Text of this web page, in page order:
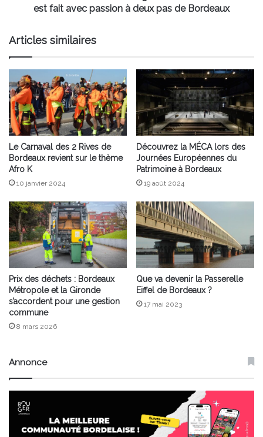
à
deux
pas
de
Bordeaux
est fait avec passion à deux pas de Bordeaux
Articles similaires
Le Carnaval des 2 Rives de
Bordeaux revient sur le thème
Afro K
10 janvier 2024
Découvrez la MÉCA lors des
Journées Européennes du
Patrimoine à Bordeaux
19 août 2024
Prix des déchets : Bordeaux
Métropole et la Gironde
s’accordent pour une gestion
commune
8 mars 2026
Que va devenir la Passerelle
Eiffel de Bordeaux ?
17 mai 2023
Annonce